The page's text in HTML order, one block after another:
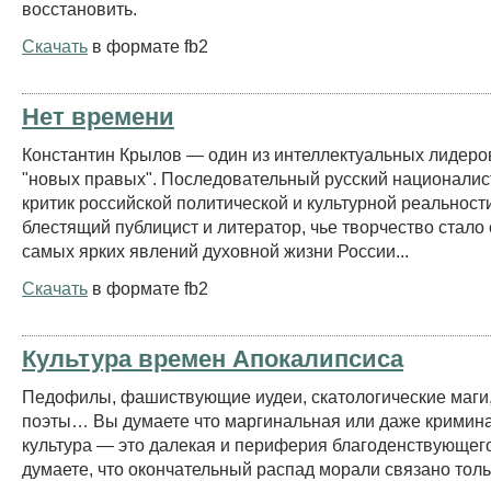
восстановить.
Скачать в формате fb2
Нет времени
Константин Крылов — один из интеллектуальных
"новых правых". Последовательный русский
критик российской политической и культурной
блестящий публицист и литератор, чье творчество
самых ярких явлений духовной жизни России...
Скачать в формате fb2
Культура времен Апокалипсиса
Педофилы, фашиствующие иудеи, скатологические
поэты… Вы думаете что маргинальная или даже
культура — это далекая и периферия
думаете, что окончательный распад морали связано